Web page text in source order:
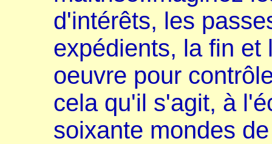
d'intérêts, les
expédients, la fin et
oeuvre pour
cela qu'il s'agit, à
soixante mondes